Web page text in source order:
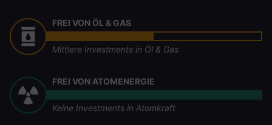
FREI VON ÖL & GAS
Mittlere Investments in Öl & Gas
FREI VON ATOMENERGIE
Keine Investments in Atomkraft